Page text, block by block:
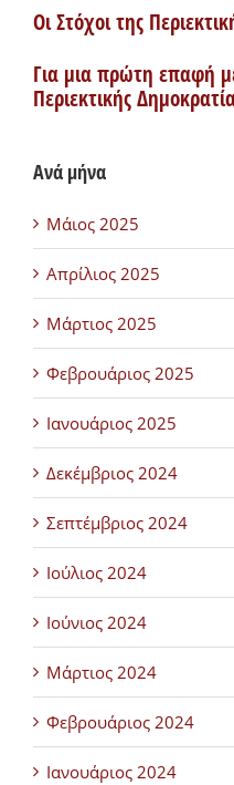
Οι Στόχοι της
Για μια πρώτη επαφή
Περιεκτικής
Ανά μήνα
Μάιος 2025
Απρίλιος 2025
Μάρτιος 2025
Φεβρουάριος 2025
Ιανουάριος 2025
Δεκέμβριος 2024
Σεπτέμβριος 2024
Ιούλιος 2024
Ιούνιος 2024
Μάρτιος 2024
Φεβρουάριος 2024
Ιανουάριος 2024